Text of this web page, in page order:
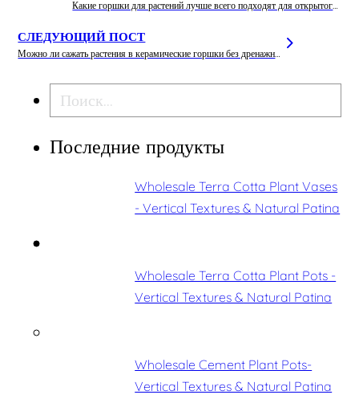
СЛЕДУЮЩИЙ ПОСТ
Поиск
Последние продукты
Wholesale Terra Cotta Plant Vases
- Vertical Textures & Natural Patina
Wholesale Terra Cotta Plant Pots -
Vertical Textures & Natural Patina
Wholesale Cement Plant Pots-
Vertical Textures & Natural Patina